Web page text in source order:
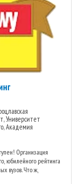
Университет
Академия
Организация
юбилейного рейтинга
вузов. Что ж,